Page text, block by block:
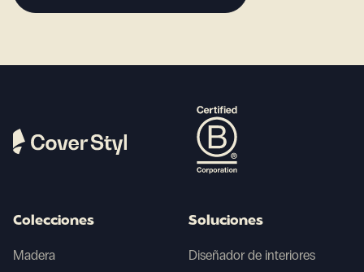
Colecciones
Madera
Soluciones
Diseñador de interiores